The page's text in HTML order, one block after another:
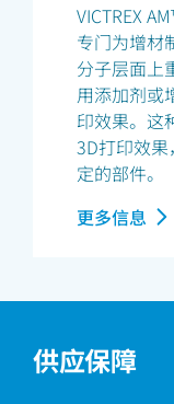
VICTREX
专门为增材
分子层面上
用添加剂或
印效果。这
3D打印效
定的部件。
更多信息
供应保障